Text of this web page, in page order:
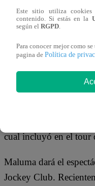
Freddy
16 de mayo
El reconocido
cual incluyó en el tour
Maluma dará el
Jockey Club.
Este sitio utiliza cookies
contenido. Si estás en la
según el RGPD.
Para conocer mejor como
pagina de Política de